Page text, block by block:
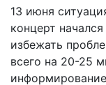
13 июня
концерт
избежать
всего на 20-25